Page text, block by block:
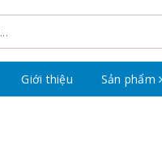
Giới thiệu Sản phẩm